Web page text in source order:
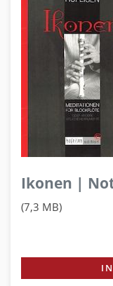
Ikonen |
(7,3 MB)